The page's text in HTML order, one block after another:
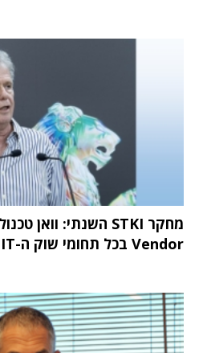
Vendor בכל תחומי שוק ה-IT